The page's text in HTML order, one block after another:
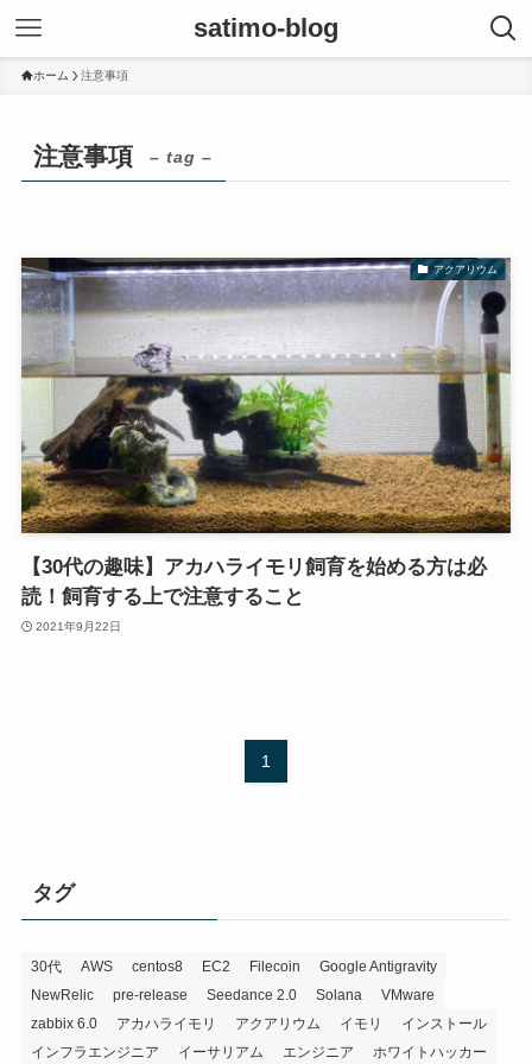
satimo-blog
ホーム 注意事項
注意事項 – tag –
アクアリウム
【30代の趣味】アカハライモリ飼育を始める方は必
読！飼育する上で注意すること
2021年9月22日
1
タグ
30代 AWS centos8 EC2 Filecoin
Google Antigravity
NewRelic
pre-release Seedance 2.0 Solana
VMware
zabbix 6.0
アカハライモリ アクアリウム イモリ
インストール
インフラエンジニア
イーサリアム エンジニア ホワイトハッカー